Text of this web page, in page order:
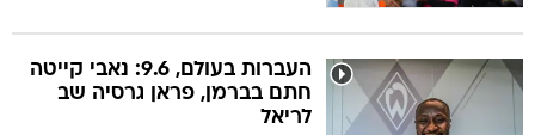
העברות בעולם, 9.6: נאבי קייטה
חתם בברמן, פראן גרסיה שב
לריאל